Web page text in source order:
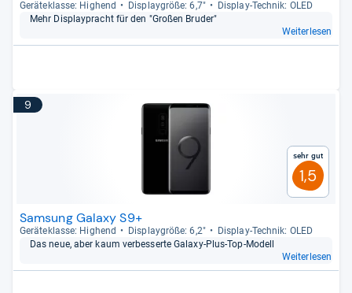
Gerä­te­klasse: Hig­hend Dis­play­größe: 6,7"
Dis­play-​Tech­nik: OLED
Mehr Dis­play­pracht für den "Großen Bru­der"
Weiterlesen
9
Sehr gut
1,5
Samsung Galaxy S9+
Gerä­te­klasse: Hig­hend Dis­play­größe: 6,2"
Dis­play-​Tech­nik: OLED
Das neue, aber kaum ver­bes­serte Galaxy-​Plus-​Top-​Modell
Weiterlesen